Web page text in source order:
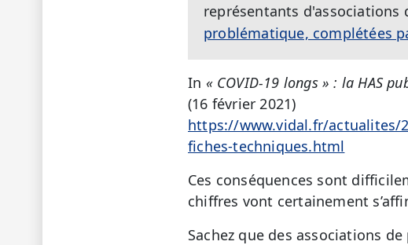
représentants
problématique, complétées
In « COVID-19 longs » : la HAS
(16 février 2021)
https://www.vidal.fr/actualites/
fiches-techniques.html
Ces conséquences sont
chiffres vont certainement
Sachez que des associations